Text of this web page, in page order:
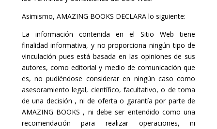
Asimismo, AMAZING BOOKS DECLARA lo siguiente:
La información contenida en el Sitio Web tiene
finalidad informativa, y no proporciona ningún tipo de
vinculación pues está basada en las opiniones de sus
autores, como editorial y medio de comunicación que
es, no pudiéndose considerar en ningún caso como
asesoramiento legal, científico, facultativo, o de toma
de una decisión , ni de oferta o garantía por parte de
AMAZING BOOKS , ni debe ser entendido como una
recomendación para realizar operaciones, ni